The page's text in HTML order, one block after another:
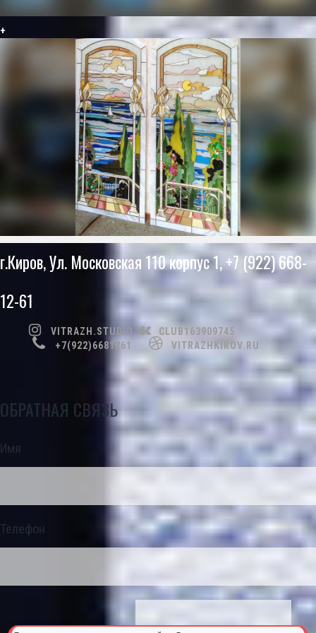
+
г.Киров, Ул. Московская 110 корпус 1, +7 (922) 668-
12-61
VITRAZH.STUDIO
CLUB163909745
+7(922)6681261
VITRAZHKIROV.RU
ОБРАТНАЯ СВЯЗЬ
Имя
Телефон